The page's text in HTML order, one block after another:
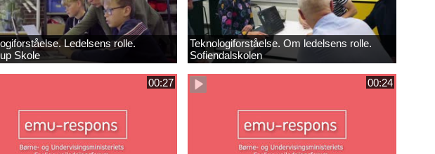
Ledelsens rolle.
Skole
Teknologiforståelse. Om ledelsens rolle.
Sofiendalskolen
00:27 00:24